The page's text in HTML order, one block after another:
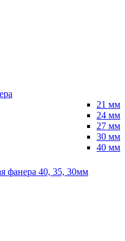
21 мм
24 мм
27 мм
30 мм
40 мм
фанера 40, 35, 30мм